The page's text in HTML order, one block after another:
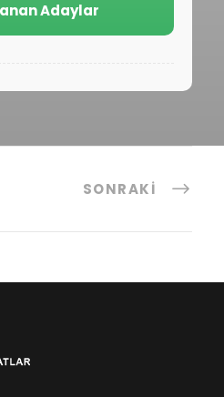
Adaylar
SONRAKI